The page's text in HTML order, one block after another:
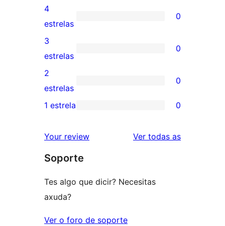
valoracións
de
5
estrelas
0
valoracións
de
4
estrelas
4
estrelas
0
0
valoracións
de
3
3
estrelas
0
0
valoracións
2
2
estrelas
0
de
1
1 estrela 0
Your review Ver todas asvaloracións
Soporte
Tes algo que dicir? Necesitas
axuda?
Ver o foro de soporte